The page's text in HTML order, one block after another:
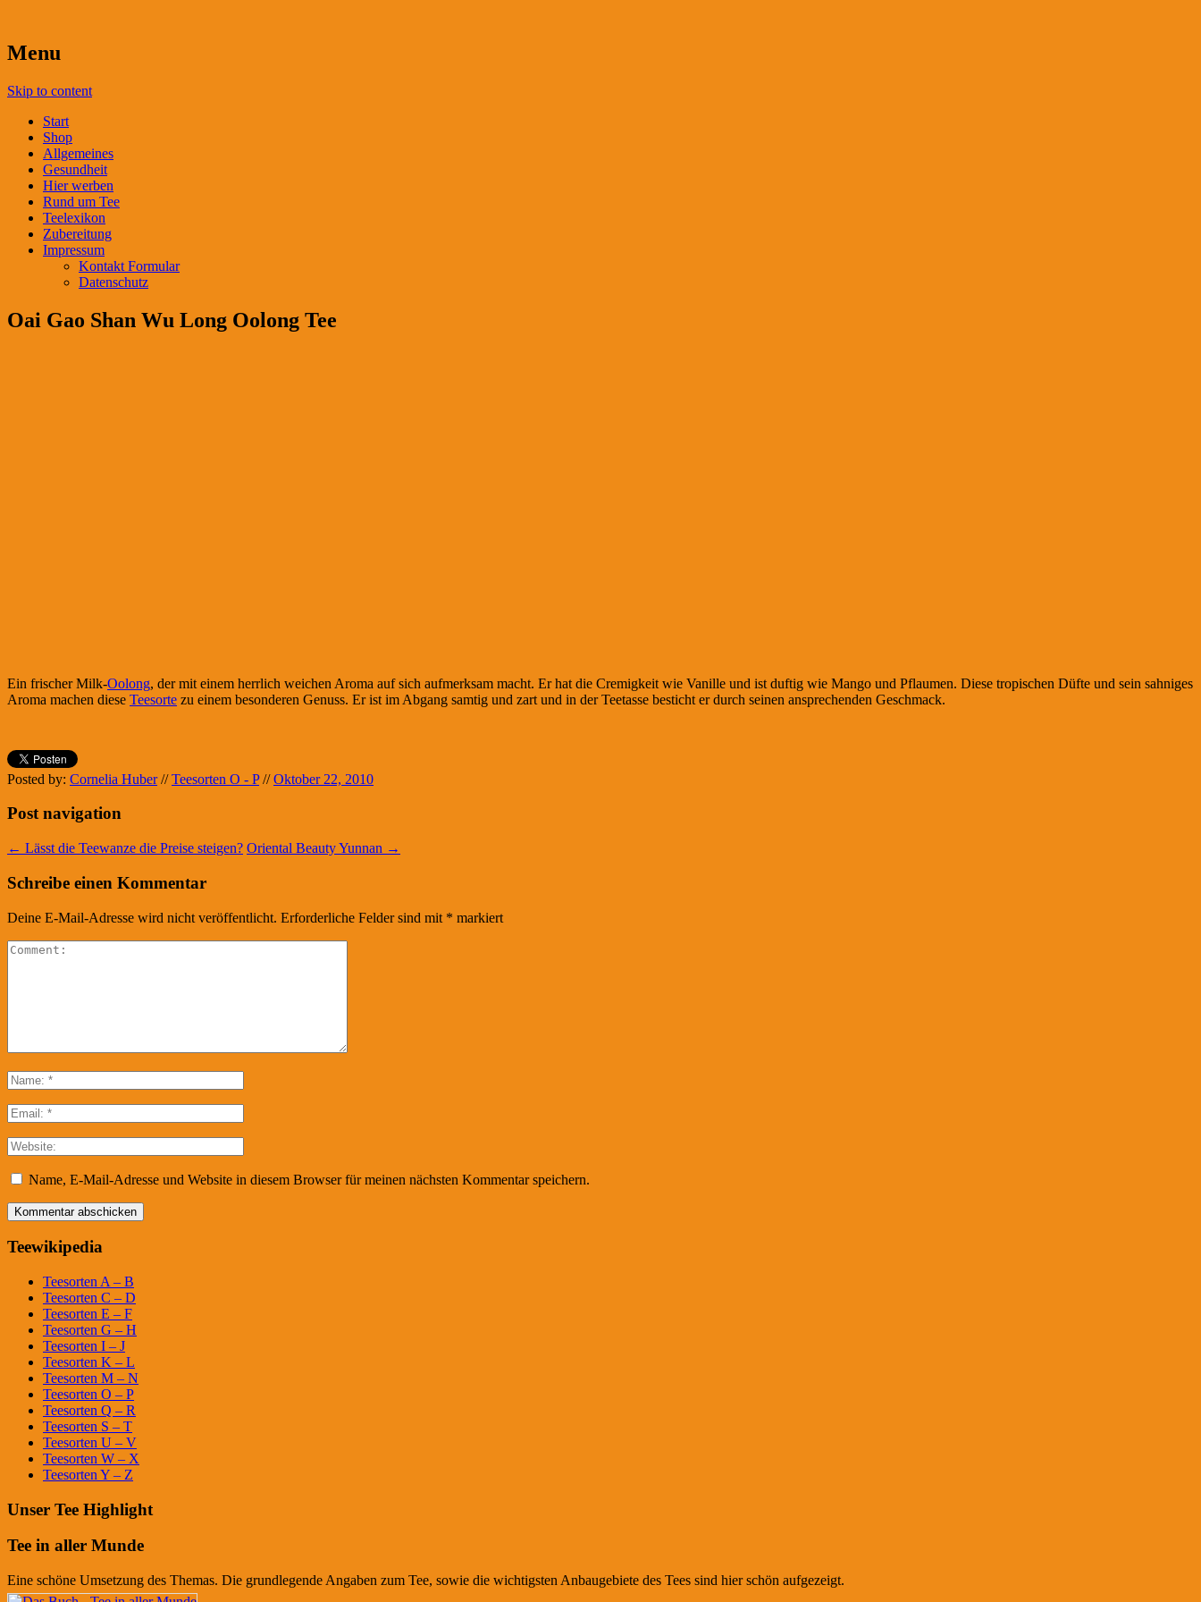
Menu
Skip to content
Start
Shop
Allgemeines
Gesundheit
Hier werben
Rund um Tee
Teelexikon
Zubereitung
Impressum
Kontakt Formular
Datenschutz
Oai Gao Shan Wu Long Oolong Tee
Ein frischer Milk-Oolong, der mit einem herrlich weichen Aroma auf sich aufmerksam macht. Er hat die Cremigkeit wie Vanille und ist duftig wie Mango und Pflaumen. Diese tropischen Düfte und sein sahniges
Aroma machen diese Teesorte zu einem besonderen Genuss. Er ist im Abgang samtig und zart und in der Teetasse besticht er durch seinen ansprechenden Geschmack.
Posted by: Cornelia Huber // Teesorten O - P // Oktober 22, 2010
Post navigation
← Lässt die Teewanze die Preise steigen? Oriental Beauty Yunnan →
Schreibe einen Kommentar
Deine E-Mail-Adresse wird nicht veröffentlicht. Erforderliche Felder sind mit * markiert
Name, E-Mail-Adresse und Website in diesem Browser für meinen nächsten Kommentar speichern.
Teewikipedia
Teesorten A – B
Teesorten C – D
Teesorten E – F
Teesorten G – H
Teesorten I – J
Teesorten K – L
Teesorten M – N
Teesorten O – P
Teesorten Q – R
Teesorten S – T
Teesorten U – V
Teesorten W – X
Teesorten Y – Z
Unser Tee Highlight
Tee in aller Munde
Eine schöne Umsetzung des Themas. Die grundlegende Angaben zum Tee, sowie die wichtigsten Anbaugebiete des Tees sind hier schön aufgezeigt.